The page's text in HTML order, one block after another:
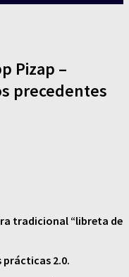
Pizap –
precedentes
tradicional “libreta de
2.0.